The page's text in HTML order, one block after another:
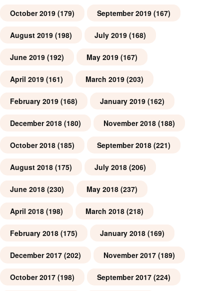
October 2019 (179) September 2019 (167)
August 2019 (198) July 2019 (168)
June 2019 (192) May 2019 (167)
April 2019 (161) March 2019 (203)
February 2019 (168) January 2019 (162)
December 2018 (180) November 2018 (188)
October 2018 (185) September 2018 (221)
August 2018 (175) July 2018 (206)
June 2018 (230) May 2018 (237)
April 2018 (198) March 2018 (218)
February 2018 (175) January 2018 (169)
December 2017 (202) November 2017 (189)
October 2017 (198) September 2017 (224)